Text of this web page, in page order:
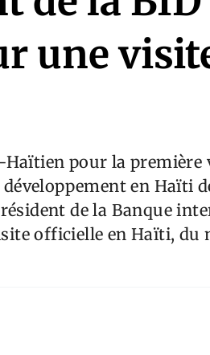
une
Haïtien pour la
en Haïti
de la Banque
officielle en Haïti, du